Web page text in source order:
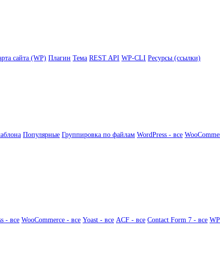
сайта (WP) Плагин Тема REST API WP-CLI Ресурсы (ссылки)
Популярные Группировка по файлам WordPress - все
- все WooCommerce - все Yoast - все ACF - все Contact Form 7 - все